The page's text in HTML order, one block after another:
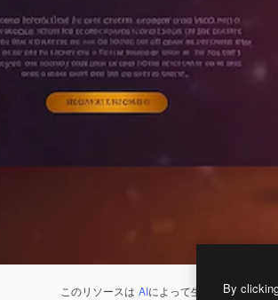
このリソースは AIによって生成されたもの
By